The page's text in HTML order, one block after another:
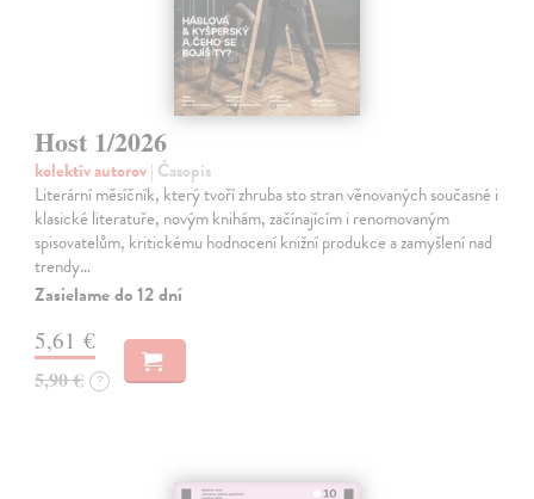
Host 1/2026
kolektív autorov| Časopis
Literární měsíčník, který tvoří zhruba sto stran věnovaných současné i
klasické literatuře, novým knihám, začínajícím i renomovaným
spisovatelům, kritickému hodnocení knižní produkce a zamyšlení nad
trendy…
Zasielame do 12 dní
5,61 €
5,90 € ?